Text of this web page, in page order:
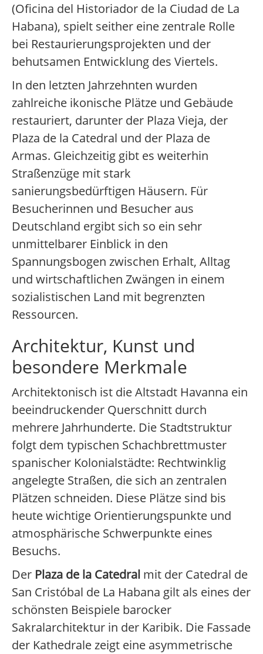
(Oficina del Historiador de la Ciudad de La
Habana), spielt seither eine zentrale Rolle
bei Restaurierungsprojekten und der
behutsamen Entwicklung des Viertels.
In den letzten Jahrzehnten wurden
zahlreiche ikonische Plätze und Gebäude
restauriert, darunter der Plaza Vieja, der
Plaza de la Catedral und der Plaza de
Armas. Gleichzeitig gibt es weiterhin
Straßenzüge mit stark
sanierungsbedürftigen Häusern. Für
Besucherinnen und Besucher aus
Deutschland ergibt sich so ein sehr
unmittelbarer Einblick in den
Spannungsbogen zwischen Erhalt, Alltag
und wirtschaftlichen Zwängen in einem
sozialistischen Land mit begrenzten
Ressourcen.
Architektur, Kunst und
besondere Merkmale
Architektonisch ist die Altstadt Havanna ein
beeindruckender Querschnitt durch
mehrere Jahrhunderte. Die Stadtstruktur
folgt dem typischen Schachbrettmuster
spanischer Kolonialstädte: Rechtwinklig
angelegte Straßen, die sich an zentralen
Plätzen schneiden. Diese Plätze sind bis
heute wichtige Orientierungspunkte und
atmosphärische Schwerpunkte eines
Besuchs.
Der Plaza de la Catedral mit der Catedral de
San Cristóbal de La Habana gilt als eines der
schönsten Beispiele barocker
Sakralarchitektur in der Karibik. Die Fassade
der Kathedrale zeigt eine asymmetrische